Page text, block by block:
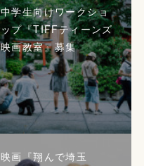
中学生向けワークショ
ップ『TIFFティーンズ
映画教室』募集
映画『翔んで埼玉